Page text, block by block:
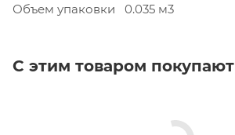
Объем упаковки
0.035 м3
С этим товаром покупают